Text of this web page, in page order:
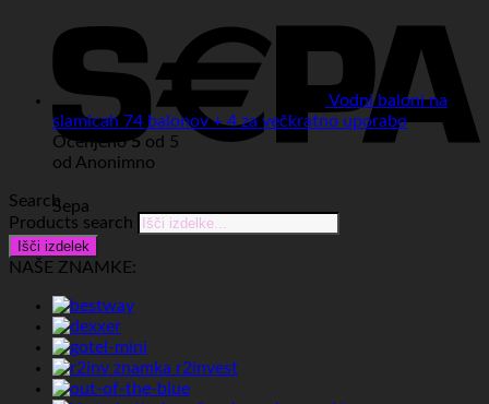
Sepa
Vodni baloni na
slamicah 74 balonov + 4 za večkratno uporabo
Ocenjeno5 od 5
od Anonimno
Search
Products search
Išči izdelek
NAŠE ZNAMKE: